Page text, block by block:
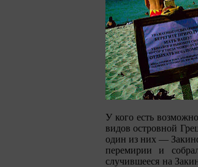
У кого есть
видов островной
один из них —
перемирии и
случившееся на